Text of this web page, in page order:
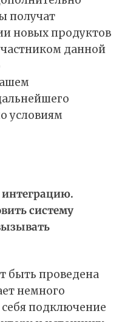
получат
новых продуктов
данной
условиям
интеграцию.
систему
быть проведена
немного
подключение